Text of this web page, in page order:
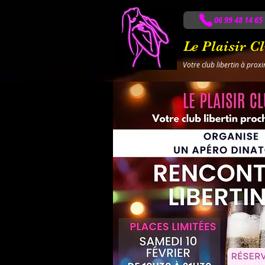
Le Plaisir
Votre club libertin à
06 99 48 14 65